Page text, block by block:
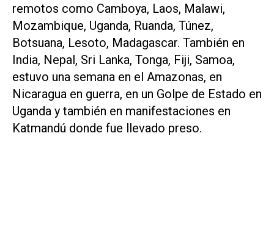
remotos como Camboya, Laos, Malawi,
Mozambique, Uganda, Ruanda, Túnez,
Botsuana, Lesoto, Madagascar. También en
India, Nepal, Sri Lanka, Tonga, Fiji, Samoa,
estuvo una semana en el Amazonas, en
Nicaragua en guerra, en un Golpe de Estado en
Uganda y también en manifestaciones en
Katmandú donde fue llevado preso.